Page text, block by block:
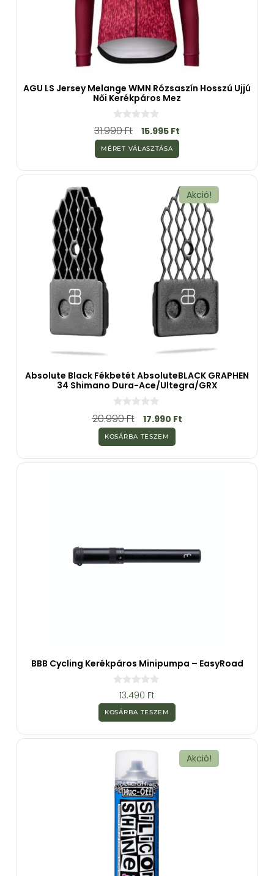
AGU LS Jersey Melange WMN Rózsaszín Hosszú Ujjú
Női Kerékpáros Mez
0
a
5
-
b
ő
31.990Ft 15.995 Ft
MÉRET VÁLASZTÁSA
Akció!
Absolute Black Fékbetét AbsoluteBLACK GRAPHEN
34 Shimano Dura-Ace/Ultegra/GRX
0
a
5
-
b
ő
20.990Ft 17.990 Ft
KOSÁRBA TESZEM
BBB Cycling Kerékpáros Minipumpa – EasyRoad
z
5
b
13.490 Ft
KOSÁRBA TESZEM
Akció!